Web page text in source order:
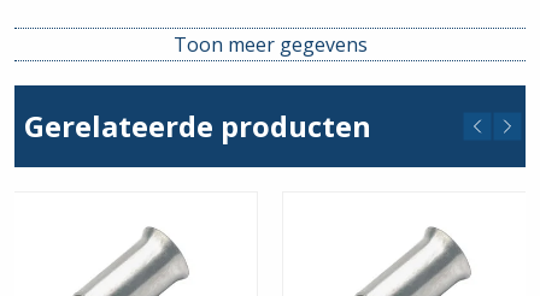
Toon meer gegevens
Gerelateerde producten